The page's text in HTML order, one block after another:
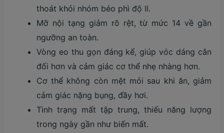
thoát khỏi nhóm béo phì độ II.
Mỡ nội tạng giảm rõ rệt, từ mức 14 về gần
ngưỡng an toàn.
Vòng eo thu gọn đáng kể, giúp vóc dáng cân
đối hơn và cảm giác cơ thể nhẹ nhàng hơn.
Cơ thể không còn mệt mỏi sau khi ăn, giảm
cảm giác nặng bụng, đầy hơi.
Tình trạng mất tập trung, thiếu năng lượng
trong ngày gần như biến mất.